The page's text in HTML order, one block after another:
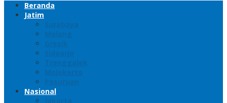
Beranda
Jatim
Surabaya
Malang
Gresik
Sidoarjo
Trenggalek
Mojokerto
Pasuruan
Nasional
Jakarta